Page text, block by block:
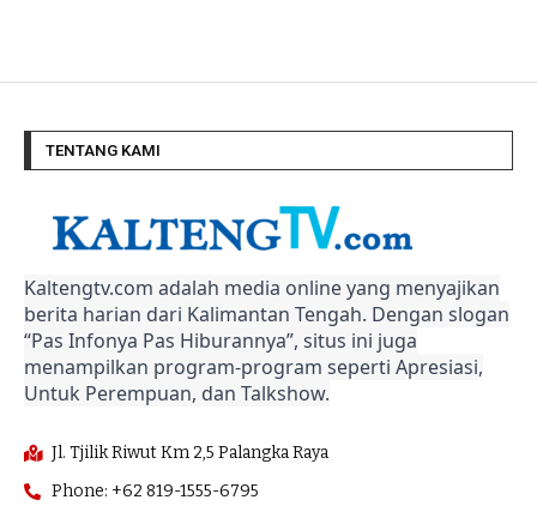
TENTANG KAMI
Kaltengtv.com adalah media online yang menyajikan
berita harian dari Kalimantan Tengah. Dengan slogan
“Pas Infonya Pas Hiburannya”, situs ini juga
menampilkan program-program seperti Apresiasi,
Untuk Perempuan, dan Talkshow.
Jl. Tjilik Riwut Km 2,5 Palangka Raya
Phone: +62 819-1555-6795